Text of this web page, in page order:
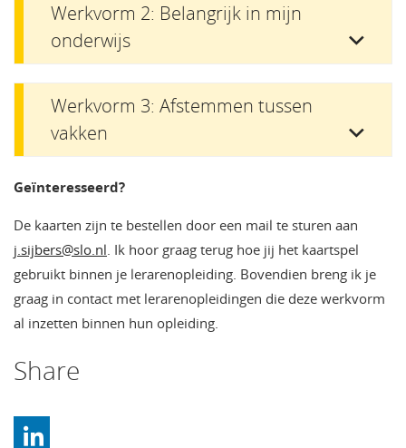
Werkvorm 2: Belangrijk in mijn
onderwijs
Werkvorm 3: Afstemmen tussen
vakken
Geïnteresseerd?
De kaarten zijn te bestellen door een mail te sturen aan
j.sijbers@slo.nl. Ik hoor graag terug hoe jij het kaartspel
gebruikt binnen je lerarenopleiding. Bovendien breng ik je
graag in contact met lerarenopleidingen die deze werkvorm
al inzetten binnen hun opleiding.
Share